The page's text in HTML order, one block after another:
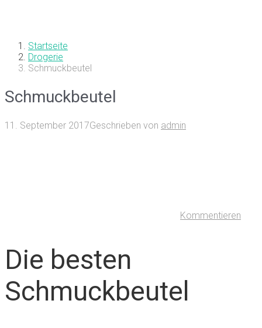
Startseite
Drogerie
Schmuckbeutel
Schmuckbeutel
11. September 2017Geschrieben von admin
Kommentieren
Die besten
Schmuckbeutel